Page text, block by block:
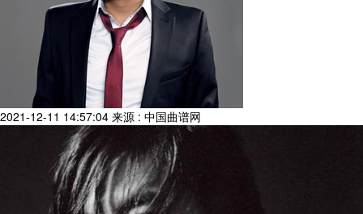
2021-12-11 14:57:04 来源 : 中国曲谱网